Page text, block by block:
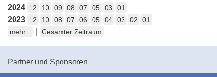
2024 12 10 09 08 07 05 03 01
2023 12 10 08 07 06 05 04 03 02
01
mehr...
Gesamter Zeitraum
Partner und Sponsoren